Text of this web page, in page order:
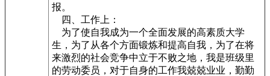
报。
四、工作上：
为了使自我成为一个全面发展的高素质大学
生，为了从各个方面锻炼和提高自我，为了在将
来激烈的社会竞争中立于不败之地，我是班级里
的劳动委员，对于自身的工作我兢兢业业，勤勤